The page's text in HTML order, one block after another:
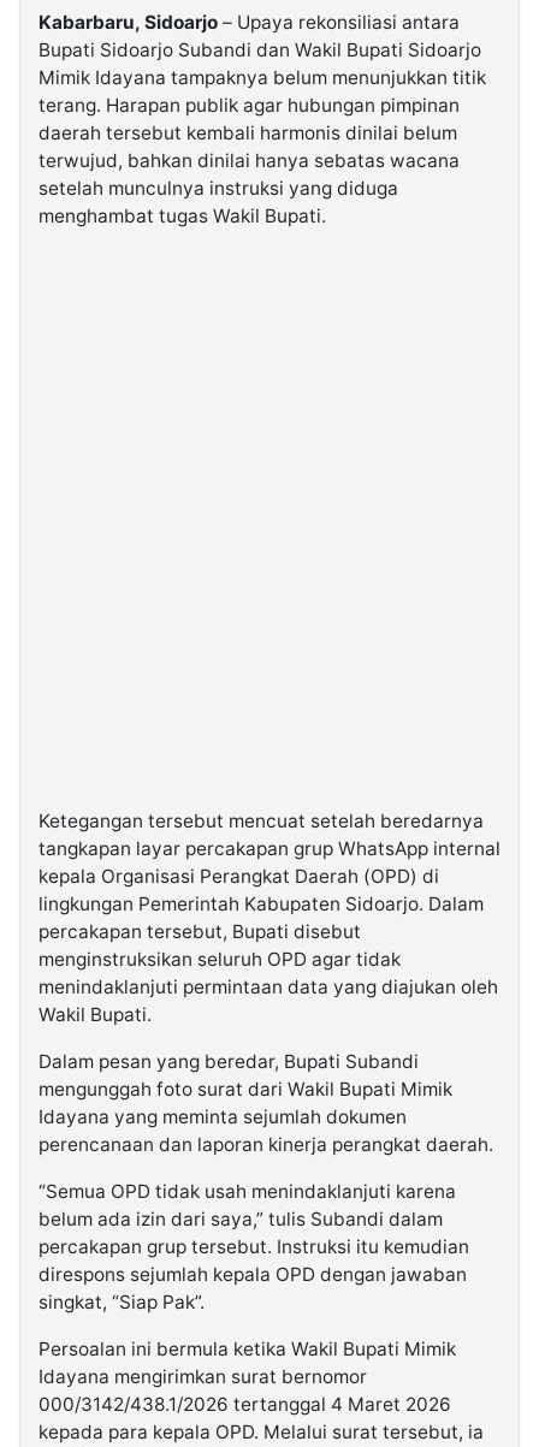
Kabarbaru.co
2026
Kabarbaru
Kabarbaru, Sidoarjo – Upaya rekonsiliasi antara
Bupati Sidoarjo Subandi dan Wakil Bupati Sidoarjo
Mimik Idayana tampaknya belum menunjukkan titik
terang. Harapan publik agar hubungan pimpinan
daerah tersebut kembali harmonis dinilai belum
terwujud, bahkan dinilai hanya sebatas wacana
setelah munculnya instruksi yang diduga
menghambat tugas Wakil Bupati.
Ketegangan tersebut mencuat setelah beredarnya
tangkapan layar percakapan grup WhatsApp internal
kepala Organisasi Perangkat Daerah (OPD) di
lingkungan Pemerintah Kabupaten Sidoarjo. Dalam
percakapan tersebut, Bupati disebut
menginstruksikan seluruh OPD agar tidak
menindaklanjuti permintaan data yang diajukan oleh
Wakil Bupati.
Dalam pesan yang beredar, Bupati Subandi
mengunggah foto surat dari Wakil Bupati Mimik
Idayana yang meminta sejumlah dokumen
perencanaan dan laporan kinerja perangkat daerah.
“Semua OPD tidak usah menindaklanjuti karena
belum ada izin dari saya,” tulis Subandi dalam
percakapan grup tersebut. Instruksi itu kemudian
direspons sejumlah kepala OPD dengan jawaban
singkat, “Siap Pak”.
Persoalan ini bermula ketika Wakil Bupati Mimik
Idayana mengirimkan surat bernomor
000/3142/438.1/2026 tertanggal 4 Maret 2026
kepada para kepala OPD. Melalui surat tersebut, ia